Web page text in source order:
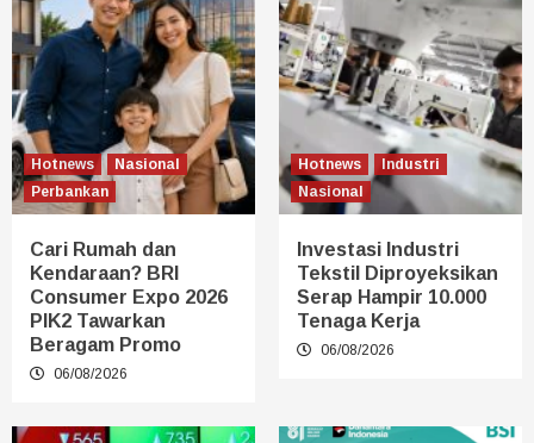
Hotnews
Nasional
Perbankan
Cari Rumah dan
Kendaraan? BRI
Consumer Expo 2026
PIK2 Tawarkan
Beragam Promo
06/08/2026
Hotnews
Industri
Nasional
Investasi Industri
Tekstil Diproyeksikan
Serap Hampir 10.000
Tenaga Kerja
06/08/2026